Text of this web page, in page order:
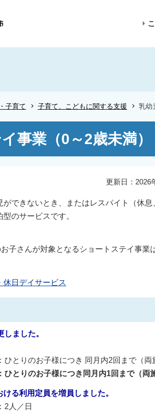
子育て 子育て、こどもに関する支援 乳幼
事業（0～2歳未満）
更新日：2026
できないとき、またはレスパイト（休息
のサービスです。
子さんが対象となるショートステイ事業
休日デイサービス
ました。
とりのお子様につき 同月内2回まで（両
とりのお子様につき同月内1回まで（両
る利用定員を増員しました。
2人／日